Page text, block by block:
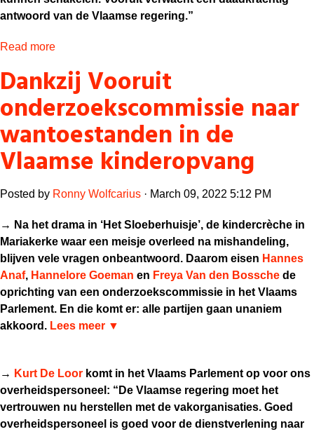
antwoord van de Vlaamse regering.”
Read more
Dankzij Vooruit
onderzoekscommissie naar
wantoestanden in de
Vlaamse kinderopvang
Posted by Ronny Wolfcarius · March 09, 2022 5:12 PM
→ Na het drama in ‘Het Sloeberhuisje’, de kindercrèche in
Mariakerke waar een meisje overleed na mishandeling,
blijven vele vragen onbeantwoord. Daarom eisen Hannes
Anaf, Hannelore Goeman en Freya Van den Bossche de
oprichting van een onderzoekscommissie in het Vlaams
Parlement. En die komt er: alle partijen gaan unaniem
akkoord. Lees meer ▼
→ Kurt De Loor komt in het Vlaams Parlement op voor ons
overheidspersoneel: “De Vlaamse regering moet het
vertrouwen nu herstellen met de vakorganisaties. Goed
overheidspersoneel is goed voor de dienstverlening naar